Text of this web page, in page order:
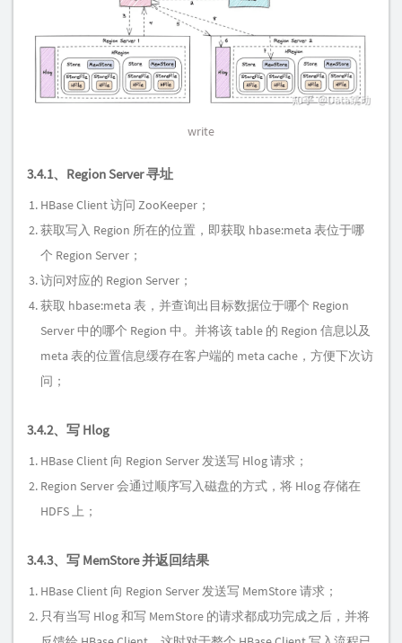
write
3.4.1、Region Server 寻址
HBase Client 访问 ZooKeeper；
获取写入 Region 所在的位置，即获取 hbase:meta 表位于哪
个 Region Server；
访问对应的 Region Server；
获取 hbase:meta 表，并查询出目标数据位于哪个 Region
Server 中的哪个 Region 中。并将该 table 的 Region 信息以及
meta 表的位置信息缓存在客户端的 meta cache，方便下次访
问；
3.4.2、写 Hlog
HBase Client 向 Region Server 发送写 Hlog 请求；
Region Server 会通过顺序写入磁盘的方式，将 Hlog 存储在
HDFS 上；
3.4.3、写 MemStore 并返回结果
HBase Client 向 Region Server 发送写 MemStore 请求；
只有当写 Hlog 和写 MemStore 的请求都成功完成之后，并将